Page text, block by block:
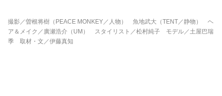
撮影／曽根将樹（PEACE MONKEY／人物） 魚地武大（TENT／静物） ヘ
ア＆メイク／廣瀬浩介（UM） スタイリスト／松村純子 モデル／土屋巴瑞
季 取材・文／伊藤真知